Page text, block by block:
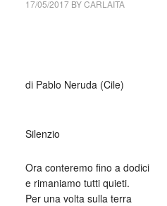
17/05/2017BYCARLAITA
di Pablo Neruda (Cile)
Silenzio
Ora conteremo fino a dodici
e rimaniamo tutti quieti.
Per una volta sulla terra